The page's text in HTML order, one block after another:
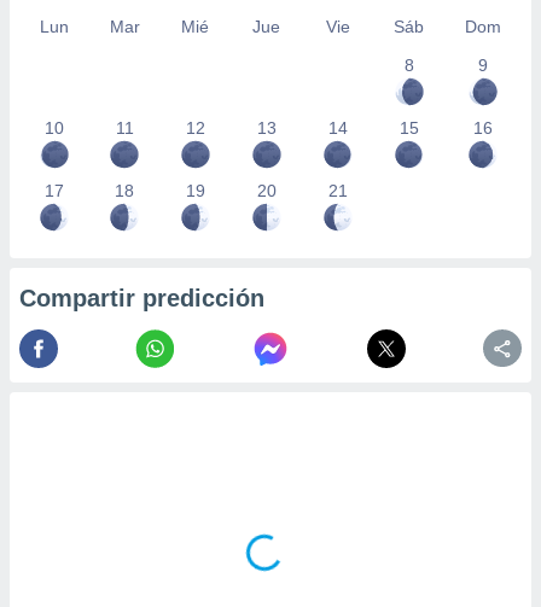
Lun Mar Mié Jue Vie Sáb
Dom
8
9
10 11 12 13 14 15 16
17 18 19 20 21
Compartir predicción